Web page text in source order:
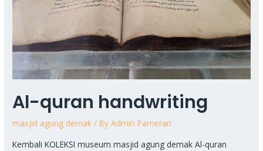
Al-quran handwriting
masjid agung demak / ByAdmin Pameran
Kembali KOLEKSI museum masjid agung demak Al-quran